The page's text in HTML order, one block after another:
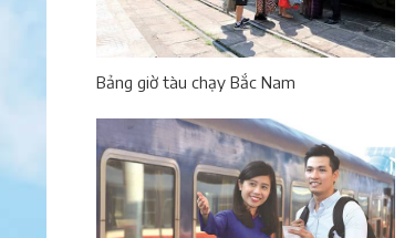
Bảng giờ tàu chạy Bắc Nam